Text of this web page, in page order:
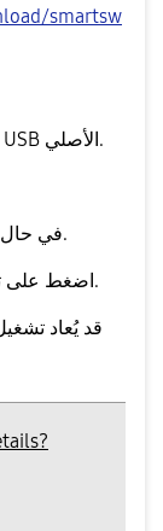
smartsw
قم بتوصيل جهازك بالكمبيوتر باستخدام كابل USB الأصلي.
في حال توفر تحديث، سيظهر إشعار أو خيار للتحديث.
اضغط علىواتبع التعليمات الظاهرة على الشاشة.
قد يُعاد